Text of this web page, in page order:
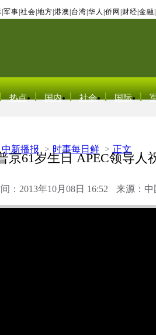
军事 社会 地方 港澳 台湾 华人 侨网 财经 金融
热点 国内 社会 国际
中新播报 > 时事每日鲜 > 正文
京61岁生日 APEC领导人
：2013年10月08日 16:52 来源：中